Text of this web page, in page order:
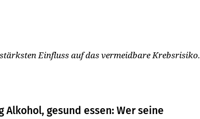
Einfluss auf das vermeidbare Krebsrisiko.
Alkohol, gesund essen: Wer seine